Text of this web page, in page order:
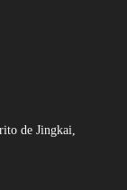
de Jingkai,